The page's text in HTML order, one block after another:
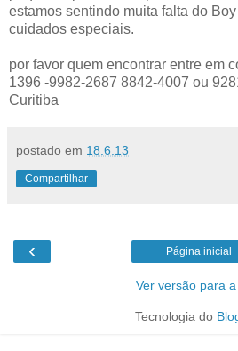
estamos sentindo muita falta do
cuidados especiais.
por favor quem encontrar entre em
1396 -9982-2687 8842-4007 ou
Curitiba
postado em 18.6.13
Compartilhar
‹ Página inicial
Ver versão para
Tecnologia do